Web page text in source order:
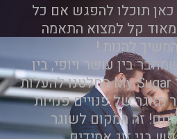
הצטרפו ל My Sugar כאן תוכלו להפגש אם כל
קל למצוא התאמה
להנות !
בין עושר ויופי, בין
חלום ומציאות. באתר My Sugar החלטנו להעלות
מאגר של פנויים פנויות
זה המקום לשוגר